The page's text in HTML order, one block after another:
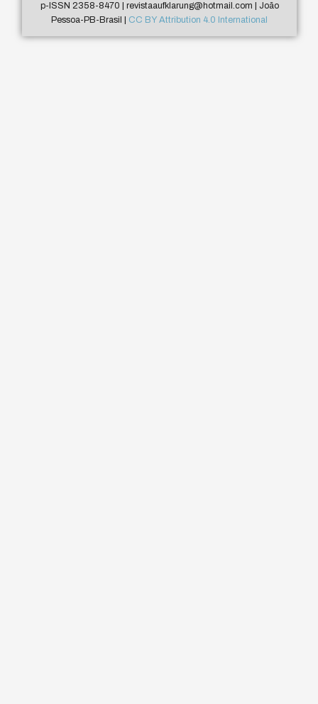
p-ISSN 2358-8470 | revistaaufklarung@hotmail.com | João
Pessoa-PB-Brasil | CC BY Attribution 4.0 International